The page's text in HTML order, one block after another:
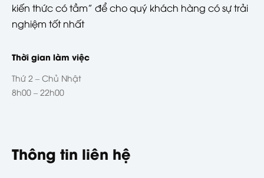
kiến thức có tầm” để cho quý khách hàng có sự trải
nghiệm tốt nhất
Thời gian làm việc
Thứ 2 – Chủ Nhật
8h00 – 22h00
Thông tin liên hệ